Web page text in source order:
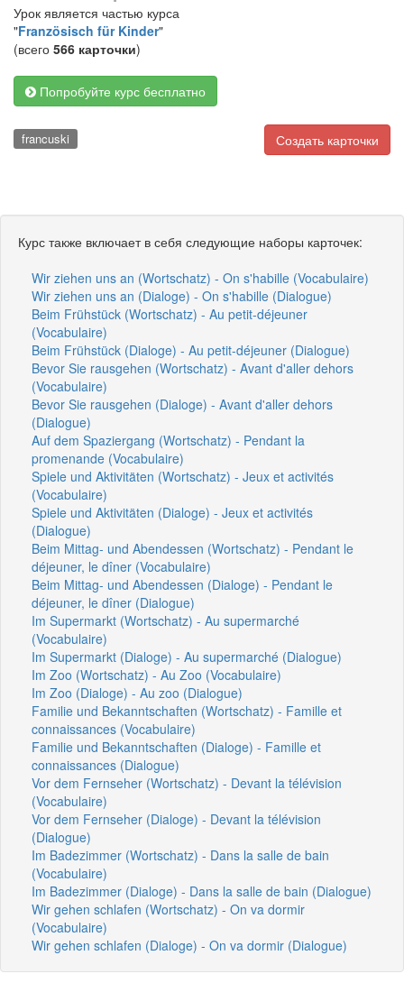
Урок является частью курса
"Französisch für Kinder"
(всего 566 карточки)
Попробуйте курс бесплатно
Создать карточки
francuski
Курс также включает в себя следующие наборы карточек:
Wir ziehen uns an (Wortschatz) - On s'habille (Vocabulaire)
Wir ziehen uns an (Dialoge) - On s'habille (Dialogue)
Beim Frühstück (Wortschatz) - Au petit-déjeuner
(Vocabulaire)
Beim Frühstück (Dialoge) - Au petit-déjeuner (Dialogue)
Bevor Sie rausgehen (Wortschatz) - Avant d'aller dehors
(Vocabulaire)
Bevor Sie rausgehen (Dialoge) - Avant d'aller dehors
(Dialogue)
Auf dem Spaziergang (Wortschatz) - Pendant la
promenande (Vocabulaire)
Spiele und Aktivitäten (Wortschatz) - Jeux et activités
(Vocabulaire)
Spiele und Aktivitäten (Dialoge) - Jeux et activités
(Dialogue)
Beim Mittag- und Abendessen (Wortschatz) - Pendant le
déjeuner, le dîner (Vocabulaire)
Beim Mittag- und Abendessen (Dialoge) - Pendant le
déjeuner, le dîner (Dialogue)
Im Supermarkt (Wortschatz) - Au supermarché
(Vocabulaire)
Im Supermarkt (Dialoge) - Au supermarché (Dialogue)
Im Zoo (Wortschatz) - Au Zoo (Vocabulaire)
Im Zoo (Dialoge) - Au zoo (Dialogue)
Familie und Bekanntschaften (Wortschatz) - Famille et
connaissances (Vocabulaire)
Familie und Bekanntschaften (Dialoge) - Famille et
connaissances (Dialogue)
Vor dem Fernseher (Wortschatz) - Devant la télévision
(Vocabulaire)
Vor dem Fernseher (Dialoge) - Devant la télévision
(Dialogue)
Im Badezimmer (Wortschatz) - Dans la salle de bain
(Vocabulaire)
Im Badezimmer (Dialoge) - Dans la salle de bain (Dialogue)
Wir gehen schlafen (Wortschatz) - On va dormir
(Vocabulaire)
Wir gehen schlafen (Dialoge) - On va dormir (Dialogue)